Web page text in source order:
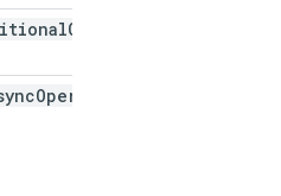
Guests
Operation